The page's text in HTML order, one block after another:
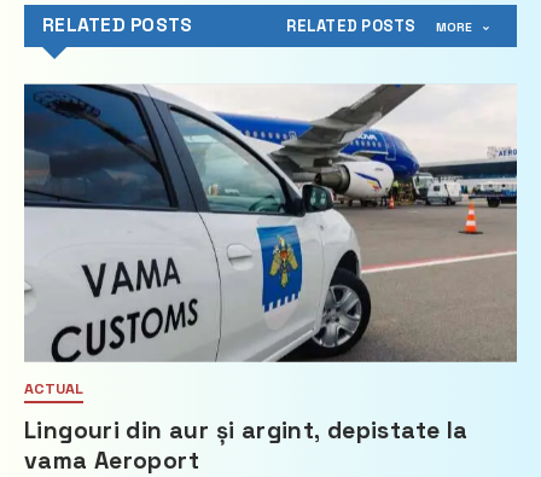
RELATED POSTS RELATED POSTS MORE
ACTUAL
Lingouri din aur și argint, depistate la
vama Aeroport